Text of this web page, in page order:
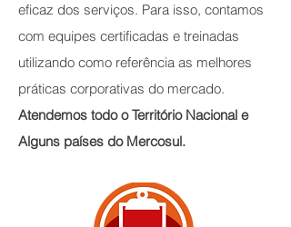
eficaz dos serviços. Para isso, contamos
com equipes certificadas e treinadas
utilizando como referência as melhores
práticas corporativas do mercado.
Atendemos todo o Território Nacional e
Alguns países do Mercosul.